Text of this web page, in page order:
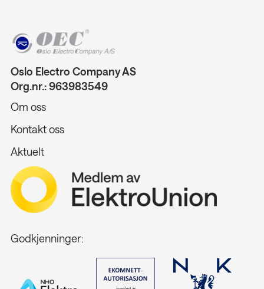
Oslo Electro Company AS
Org.nr.: 963983549
Om oss
Kontakt oss
Aktuelt
Godkjenninger: